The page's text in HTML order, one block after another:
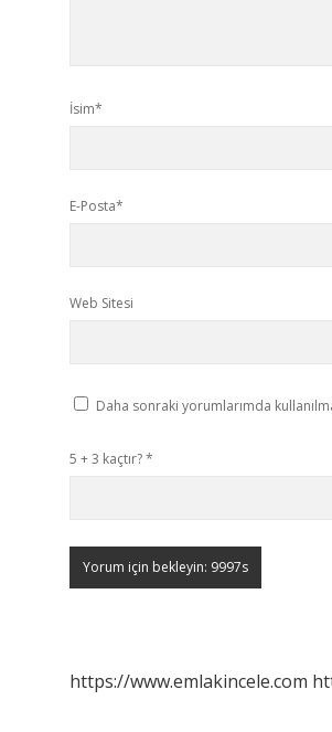
İsim*
E-Posta*
Web Sitesi
Daha sonraki yorumlarımda
5 + 3 kaçtır?*
https://www.emlakincele.com